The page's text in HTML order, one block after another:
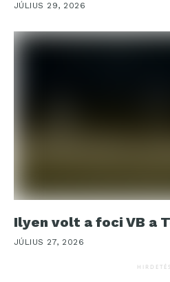
JÚLIUS 29, 2026
Ilyen volt a foci VB a
JÚLIUS 27, 2026
HIRDETÉS